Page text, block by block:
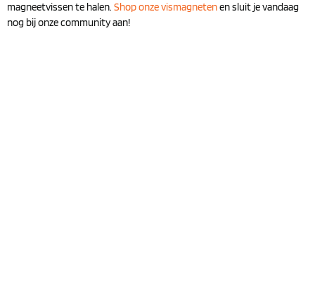
magneetvissen te halen. Shop onze vismagnetenen sluit je vandaag
nog bij onze community aan!